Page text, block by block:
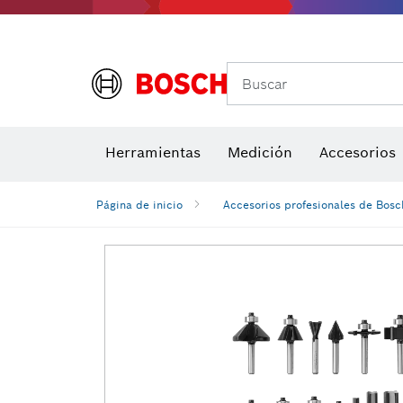
Buscar
Herramientas Medición Accesorios
Página de inicio Accesorios profesionales de